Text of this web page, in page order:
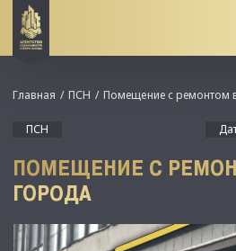
Главная ПСН Помещeние c ремонтом
ПСН
ПОМЕЩEНИЕ C
ГОPOДA